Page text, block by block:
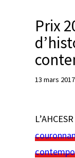
Prix
13 mars 2017